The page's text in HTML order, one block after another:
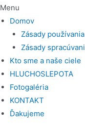
Menu
Domov
Zásady
Zásady
Kto sme a naše ciele
HLUCHOSLEPOTA
Fotogaléria
KONTAKT
Ďakujeme